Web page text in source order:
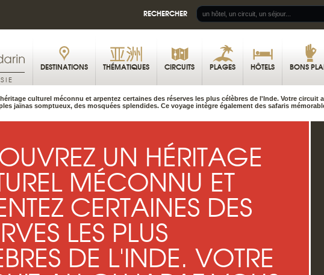
RECHERCHER
DESTINATIONS THÉMATIQUES CIRCUITS PLAGES HÔTELS BONS
culturel méconnu et arpentez certaines des réserves les plus célèbres de l'Inde. Votre circuit
jaïnas somptueux, des mosquées splendides. Ce voyage intègre également des safaris
UN HÉRITAGE
MÉCONNU ET
CERTAINES DES
LES PLUS
DE L'INDE. VOTRE